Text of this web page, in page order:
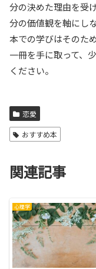
分の決めた理由を受
分の価値観を軸にし
本での学びはそのた
一冊を手に取って、
ください。
恋愛
おすすめ本
関連記事
心理学